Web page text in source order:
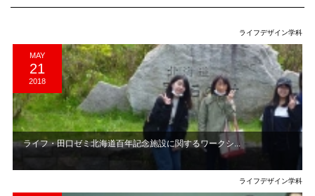
ライフデザイン学科
MAY
21
2018
ライフ・田口ゼミ北海道百年記念施設に関するワークシ...
ライフデザイン学科